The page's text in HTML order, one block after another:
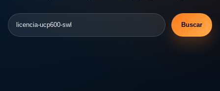
Buscar
Buscar